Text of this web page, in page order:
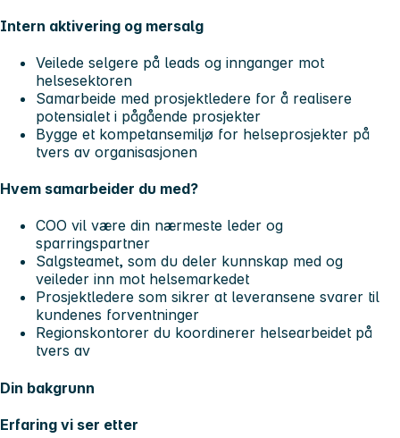
Intern aktivering og mersalg
Veilede selgere på leads og innganger mot
helsesektoren
Samarbeide med prosjektledere for å realisere
potensialet i pågående prosjekter
Bygge et kompetansemiljø for helseprosjekter på
tvers av organisasjonen
Hvem samarbeider du med?
COO vil være din nærmeste leder og
sparringspartner
Salgsteamet, som du deler kunnskap med og
veileder inn mot helsemarkedet
Prosjektledere som sikrer at leveransene svarer til
kundenes forventninger
Regionskontorer du koordinerer helsearbeidet på
tvers av
Din bakgrunn
Erfaring vi ser etter